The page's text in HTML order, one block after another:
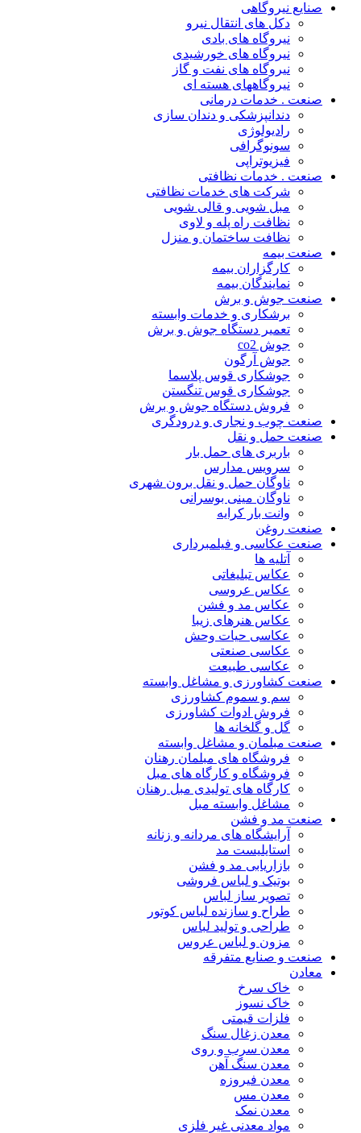
صنایع نیروگاهی
دکل های انتقال نیرو
نیروگاه های بادی
نیروگاه های خورشیدی
نیروگاه های نفت و گاز
نیروگاههای هسته ای
صنعت . خدمات درمانی
دندانپزشکی و دندان سازی
رادیولوژی
سونوگرافی
فیزیوتراپی
صنعت . خدمات نظافتی
شرکت های خدمات نظافتی
مبل شویی و قالی شویی
نظافت راه پله و لاوی
نظافت ساختمان و منزل
صنعت بیمه
کارگزاران بیمه
نمایندگان بیمه
صنعت جوش و برش
برشکاری و خدمات وابسته
تعمیر دستگاه جوش و برش
جوش co2
جوش آرگون
جوشکاری قوس پلاسما
جوشکاری قوس تنگستن
فروش دستگاه جوش و برش
صنعت چوب و نجاری و درودگری
صنعت حمل و نقل
باربری های حمل بار
سرویس مدارس
ناوگان حمل و نقل برون شهری
ناوگان مینی بوسرانی
وانت بار کرایه
صنعت روغن
صنعت عکاسی و فیلمبرداری
آتلیه ها
عکاس تبلیغاتی
عکاس عروسی
عکاس مد و فشن
عکاس هنرهای زیبا
عکاسی حیات وحش
عکاسی صنعتی
عکاسی طبیعت
صنعت کشاورزی و مشاغل وابسته
سم و سموم کشاورزی
فروش ادوات کشاورزی
گل و گلخانه ها
صنعت مبلمان و مشاغل وابسته
فروشگاه های مبلمان رهنان
فروشگاه و کارگاه های مبل
کارگاه های تولیدی مبل رهنان
مشاغل وابسته مبل
صنعت مد و فشن
آرایشگاه های مردانه و زنانه
استایلیست مد
بازاریابی مد و فشن
بوتیک و لباس فروشی
تصویر ساز لباس
طراح و سازنده لباس کوتور
طراحی و تولید لباس
مزون و لباس عروس
صنعت و صنایع متفرقه
معادن
خاک سرخ
خاک نسوز
فلزات قیمتی
معدن زغال سنگ
معدن سرب و روی
معدن سنگ آهن
معدن فیروزه
معدن مس
معدن نمک
مواد معدنی غیر فلزی